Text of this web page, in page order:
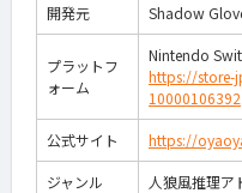
開発元 Shadow
プラットフ
ォーム
Nintendo
https://store-
10000106392
公式サイト https://
ジャンル 人狼風推理ア